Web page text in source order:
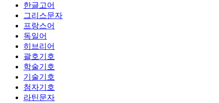
한글고어
그리스문자
프랑스어
독일어
히브리어
괄호기호
학술기호
기술기호
첨자기호
라틴문자